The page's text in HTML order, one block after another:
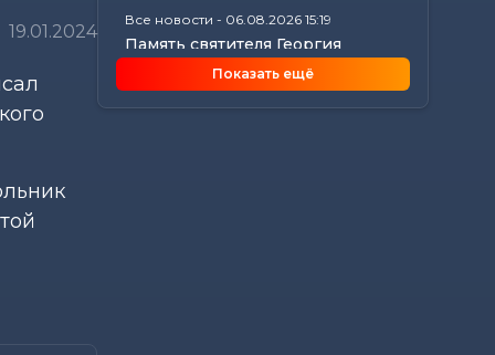
19.01.2024
Все новости - 06.08.2026 15:19
Память святителя Георгия
Конисского почтили в
Показать ещё